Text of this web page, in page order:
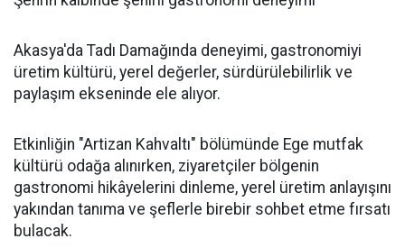
Akasya'da Tadı Damağında deneyimi, gastronomiyi
üretim kültürü, yerel değerler, sürdürülebilirlik ve
paylaşım ekseninde ele alıyor.
Etkinliğin "Artizan Kahvaltı" bölümünde Ege mutfak
kültürü odağa alınırken, ziyaretçiler bölgenin
gastronomi hikâyelerini dinleme, yerel üretim anlayışını
yakından tanıma ve şeflerle birebir sohbet etme fırsatı
bulacak.